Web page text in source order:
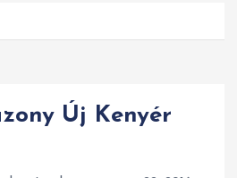
Új Kenyér